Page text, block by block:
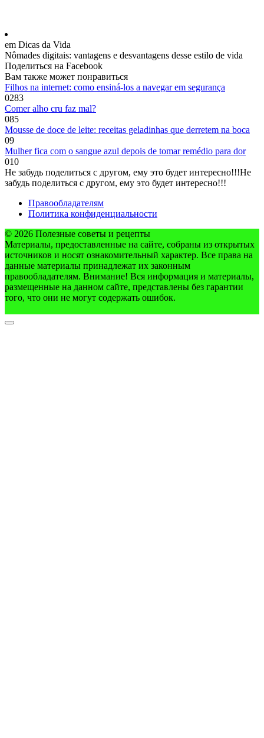
em Dicas da Vida
Nômades digitais: vantagens e desvantagens desse estilo de vida
Поделиться на Facebook
Вам также может понравиться
Filhos na internet: como ensiná-los a navegar em segurança
0283
Comer alho cru faz mal?
085
Mousse de doce de leite: receitas geladinhas que derretem na boca
09
Mulher fica com o sangue azul depois de tomar remédio para dor
010
Не забудь поделиться с другом, ему это будет интересно!!!Не
забудь поделиться с другом, ему это будет интересно!!!
Правообладателям
Политика конфиденциальности
© 2026 Полезные советы и рецепты
Материалы, предоставленные на сайте, собраны из открытых
источников и носят ознакомительный характер. Все права на
данные материалы принадлежат их законным
правообладателям. Внимание! Вся информация и материалы,
размещенные на данном сайте, представлены без гарантии
того, что они не могут содержать ошибок.